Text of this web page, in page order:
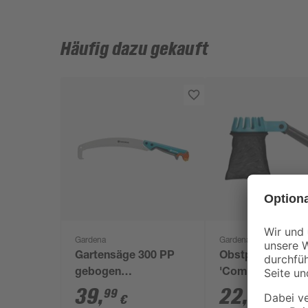
Häufig dazu gekauft
Gardena
Gartensäge 300 PP
gebogen
"combisystem"
39,99 €
Gardena
Obstpflücker
'Combisystem'
22, €